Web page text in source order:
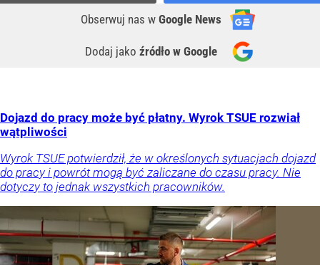
Obserwuj nas w Google News
Dodaj jako źródło w Google
Dojazd do pracy może być płatny. Wyrok TSUE rozwiał
wątpliwości
Wyrok TSUE potwierdził, że w określonych sytuacjach dojazd
do pracy i powrót mogą być zaliczane do czasu pracy. Nie
dotyczy to jednak wszystkich pracowników.